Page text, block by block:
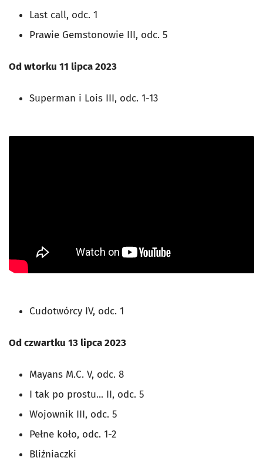
Last call, odc. 1
Prawie Gemstonowie III, odc. 5
Od wtorku 11 lipca 2023
Superman i Lois III, odc. 1-13
Cudotwórcy IV, odc. 1
Od czwartku 13 lipca 2023
Mayans M.C. V, odc. 8
I tak po prostu... II, odc. 5
Wojownik III, odc. 5
Pełne koło, odc. 1-2
Bliźniaczki